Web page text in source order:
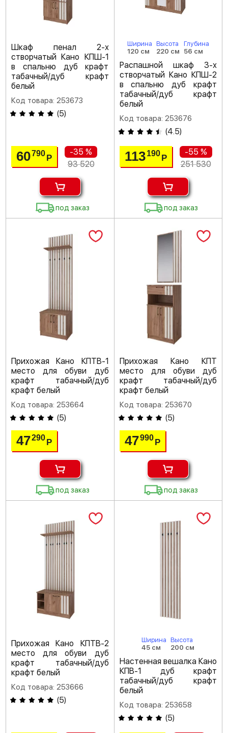
Шкаф пенал 2-х
створчатый Кано КПШ-1
в спальню дуб крафт
табачный/дуб крафт
белый
Код товара: 253673
(5)
60790 Р
-35 %
93 520
под заказ
Ширина
120 см
Высота
220 см
Глубина
56 см
Распашной шкаф 3-х
створчатый Кано КПШ-2
в спальню дуб крафт
табачный/дуб крафт
белый
Код товара: 253676
(4.5)
113 190 Р
-55 %
251 530
под заказ
Прихожая Кано КПТВ-1
место для обуви дуб
крафт табачный/дуб
крафт белый
Код товара: 253664
(5)
47290 Р
под заказ
Прихожая Кано КПТ
место для обуви дуб
крафт табачный/дуб
крафт белый
Код товара: 253670
(5)
47990 Р
под заказ
Прихожая Кано КПТВ-2
место для обуви дуб
крафт табачный/дуб
крафт белый
Код товара: 253666
(5)
Ширина
45 см
Высота
200 см
Настенная вешалка Кано
КПВ-1 дуб крафт
табачный/дуб крафт
белый
Код товара: 253658
(5)